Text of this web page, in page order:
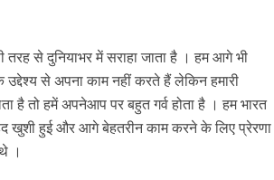
से दुनियाभर में सराहा जाता है । हम आगे भी
से अपना काम नहीं करते हैं लेकिन हमारी
है तो हमें अपनेआप पर बहुत गर्व होता है । हम भारत
खुशी हुई और आगे बेहतरीन काम करने के लिए प्रेरणा
।